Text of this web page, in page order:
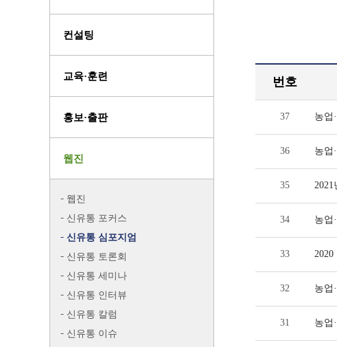
컨설팅
교육·훈련
홍보·출판
웹진
웹진
신유통 포커스
신유통 심포지엄
신유통 토론회
신유통 세미나
신유통 인터뷰
신유통 칼럼
신유통 이슈
번호
37 농업
36 농업
35
34 농업
33
32 농업
31 농업